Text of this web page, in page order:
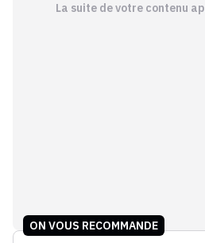
La suite de votre contenu
ON VOUS RECOMMANDE